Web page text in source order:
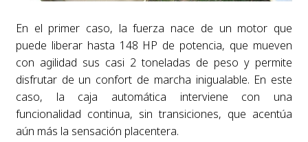
En el primer caso, la fuerza nace de un motor que
puede liberar hasta 148 HP de potencia, que mueven
con agilidad sus casi 2 toneladas de peso y permite
disfrutar de un confort de marcha inigualable. En este
caso, la caja automática interviene con una
funcionalidad continua, sin transiciones, que acentúa
aún más la sensación placentera.